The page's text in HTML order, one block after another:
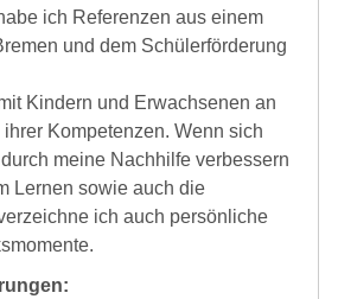
ich Referenzen aus einem
und dem Schülerförderung
Kindern und Erwachsenen an
Kompetenzen. Wenn sich
meine Nachhilfe verbessern
Lernen sowie auch die
ich auch persönliche